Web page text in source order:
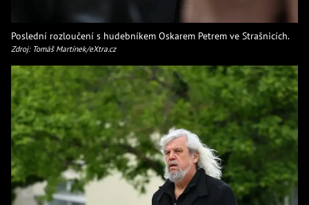
Poslední rozloučení s hudebníkem Oskarem Petrem ve Strašnicích.
Zdroj: Tomáš Martínek/eXtra.cz